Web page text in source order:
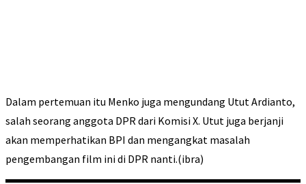
Dalam pertemuan itu Menko juga mengundang Utut Ardianto,
salah seorang anggota DPR dari Komisi X. Utut juga berjanji
akan memperhatikan BPI dan mengangkat masalah
pengembangan film ini di DPR nanti.(ibra)